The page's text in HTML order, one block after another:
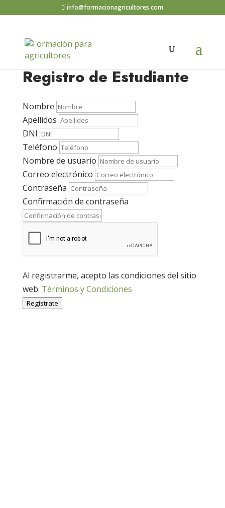
info@formacionagricultores.com
Registro de Estudiante
Nombre
Apellidos
DNI
Teléfono
Nombre de usuario
Correo electrónico
Contraseña
Confirmación de contraseña
Al registrarme, acepto las condiciones del sitio
web. Términos y Condiciones
Regístrate